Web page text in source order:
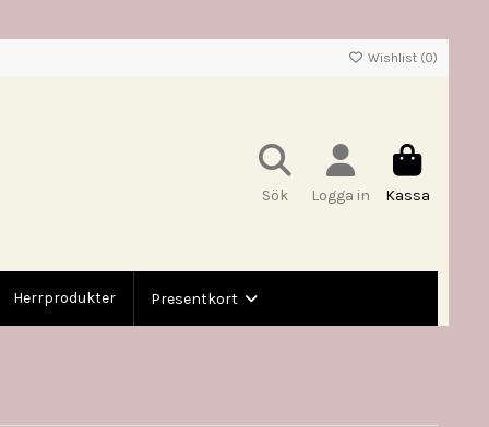
Wishlist (0)
Sök Logga in Kassa
Herrprodukter Presentkort